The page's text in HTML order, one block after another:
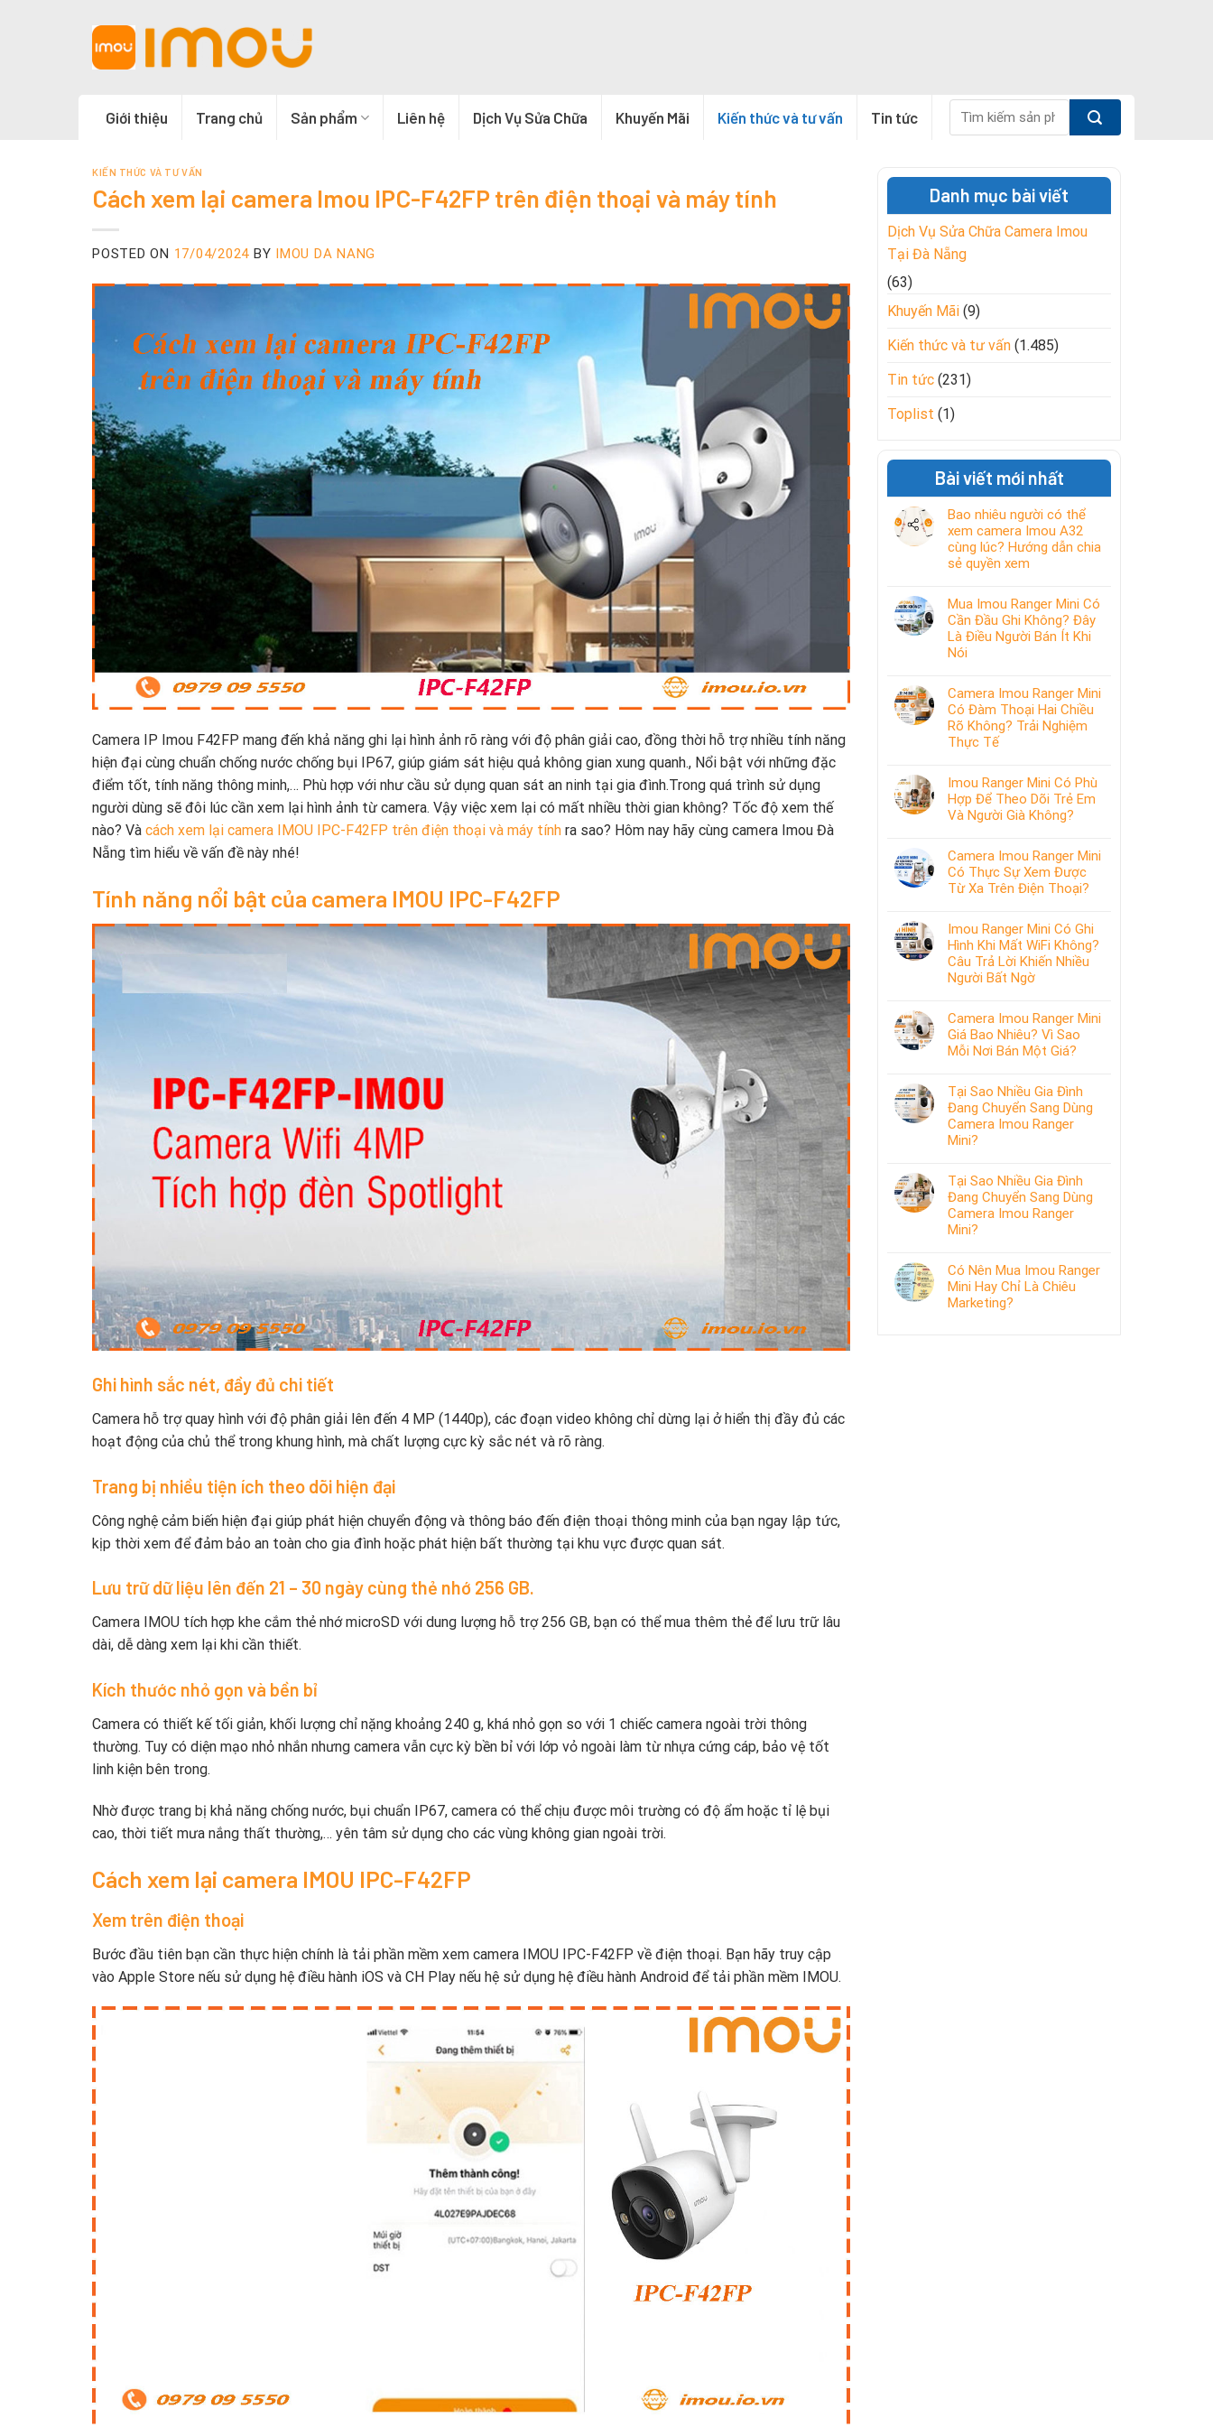
Giới thiệu Trang chủ Sản phẩm Liên hệ Dịch Vụ Sửa Chữa Khuyến Mãi Kiến thức và tư vấn Tin tức
kiếm:
KIẾN THỨC VÀ TƯ VẤN
Cách xem lại camera Imou IPC-F42FP trên điện thoại và máy tính
POSTED ON 17/04/2024 BY IMOU DA NANG
Camera IP Imou F42FP mang đến khả năng ghi lại hình ảnh rõ ràng với độ phân giải cao, đồng thời hỗ trợ nhiều tính năng
hiện đại cùng chuẩn chống nước chống bụi IP67, giúp giám sát hiệu quả không gian xung quanh., Nổi bật với những đặc
điểm tốt, tính năng thông minh,… Phù hợp với như cầu sử dụng quan sát an ninh tại gia đình.Trong quá trình sử dụng
người dùng sẽ đôi lúc cần xem lại hình ảnh từ camera. Vậy việc xem lại có mất nhiều thời gian không? Tốc độ xem thế
nào? Và cách xem lại camera IMOU IPC-F42FP trên điện thoại và máy tính ra sao? Hôm nay hãy cùng camera Imou Đà
Nẵng tìm hiểu về vấn đề này nhé!
Tính năng nổi bật của camera IMOU IPC-F42FP
Ghi hình sắc nét, đầy đủ chi tiết
Camera hỗ trợ quay hình với độ phân giải lên đến 4 MP (1440p), các đoạn video không chỉ dừng lại ở hiển thị đầy đủ các
hoạt động của chủ thể trong khung hình, mà chất lượng cực kỳ sắc nét và rõ ràng.
Trang bị nhiều tiện ích theo dõi hiện đại
Công nghệ cảm biến hiện đại giúp phát hiện chuyển động và thông báo đến điện thoại thông minh của bạn ngay lập tức,
kịp thời xem để đảm bảo an toàn cho gia đình hoặc phát hiện bất thường tại khu vực được quan sát.
Lưu trữ dữ liệu lên đến 21 – 30 ngày cùng thẻ nhớ 256 GB.
Camera IMOU tích hợp khe cắm thẻ nhớ microSD với dung lượng hỗ trợ 256 GB, bạn có thể mua thêm thẻ để lưu trữ lâu
dài, dễ dàng xem lại khi cần thiết.
Kích thước nhỏ gọn và bền bỉ
Camera có thiết kế tối giản, khối lượng chỉ nặng khoảng 240 g, khá nhỏ gọn so với 1 chiếc camera ngoài trời thông
thường. Tuy có diện mạo nhỏ nhắn nhưng camera vẫn cực kỳ bền bỉ với lớp vỏ ngoài làm từ nhựa cứng cáp, bảo vệ tốt
linh kiện bên trong.
Nhờ được trang bị khả năng chống nước, bụi chuẩn IP67, camera có thể chịu được môi trường có độ ẩm hoặc tỉ lệ bụi
cao, thời tiết mưa nắng thất thường,… yên tâm sử dụng cho các vùng không gian ngoài trời.
Cách xem lại camera IMOU IPC-F42FP
Xem trên điện thoại
Bước đầu tiên bạn cần thực hiện chính là tải phần mềm xem camera IMOU IPC-F42FP về điện thoại. Bạn hãy truy cập
vào Apple Store nếu sử dụng hệ điều hành iOS và CH Play nếu hệ sử dụng hệ điều hành Android để tải phần mềm IMOU.
Danh mục bài viết
Dịch Vụ Sửa Chữa Camera Imou
Tại Đà Nẵng
(63)
Khuyến Mãi (9)
Kiến thức và tư vấn (1.485)
Tin tức (231)
Toplist (1)
Bài viết mới nhất
Bao nhiêu người có thể
xem camera Imou A32
cùng lúc? Hướng dẫn chia
sẻ quyền xem
Mua Imou Ranger Mini Có
Cần Đầu Ghi Không? Đây
Là Điều Người Bán Ít Khi
Nói
Camera Imou Ranger Mini
Có Đàm Thoại Hai Chiều
Rõ Không? Trải Nghiệm
Thực Tế
Imou Ranger Mini Có Phù
Hợp Để Theo Dõi Trẻ Em
Và Người Già Không?
Camera Imou Ranger Mini
Có Thực Sự Xem Được
Từ Xa Trên Điện Thoại?
Imou Ranger Mini Có Ghi
Hình Khi Mất WiFi Không?
Câu Trả Lời Khiến Nhiều
Người Bất Ngờ
Camera Imou Ranger Mini
Giá Bao Nhiêu? Vì Sao
Mỗi Nơi Bán Một Giá?
Tại Sao Nhiều Gia Đình
Đang Chuyển Sang Dùng
Camera Imou Ranger
Mini?
Tại Sao Nhiều Gia Đình
Đang Chuyển Sang Dùng
Camera Imou Ranger
Mini?
Có Nên Mua Imou Ranger
Mini Hay Chỉ Là Chiêu
Marketing?